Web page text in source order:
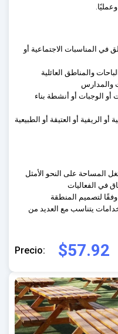
في المناسبات الاجتماعية أو
والمناطق العائلية
والمدارس
الوجبات أو أنشطة بناء
الريفية أو العتيقة أو الطبيعية
المساحة على النحو الأمثل
في الفعاليات
وفقًا لتصميم المنطقة
يتناسب مع العديد من
Precio: $57.92